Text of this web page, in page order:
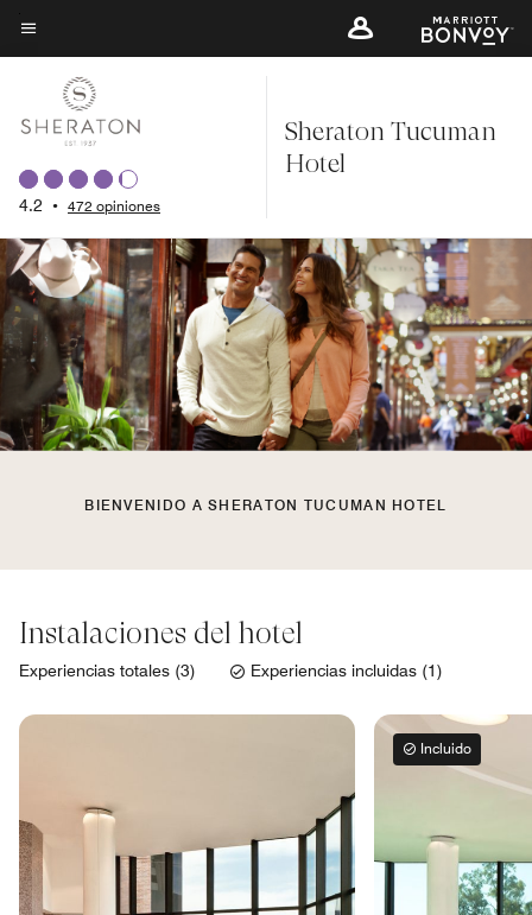
Skip
to
content
Texto del menú
4.2 • 472 opiniones
Sheraton Tucuman
Hotel
BIENVENIDO A SHERATON TUCUMAN HOTEL
Instalaciones del hotel
Experiencias totales (3) Experiencias incluidas (1)
Incluido